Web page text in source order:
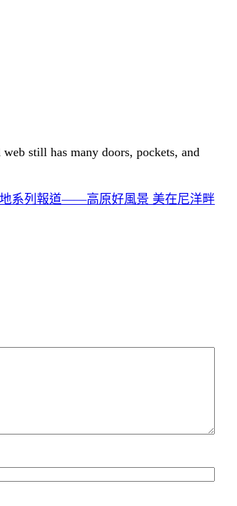
still has many doors, pockets, and
地系列報道——高原好風景 美在尼洋畔